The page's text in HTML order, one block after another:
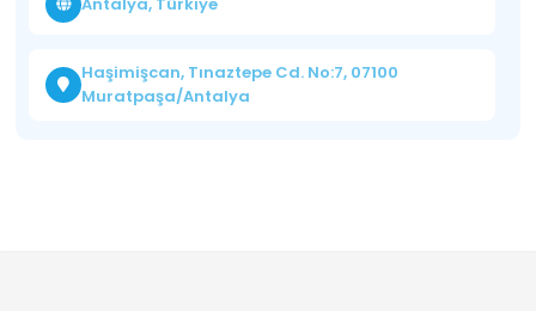
Haşimişcan, Tınaztepe Cd. No:7, 07100
Muratpaşa/Antalya